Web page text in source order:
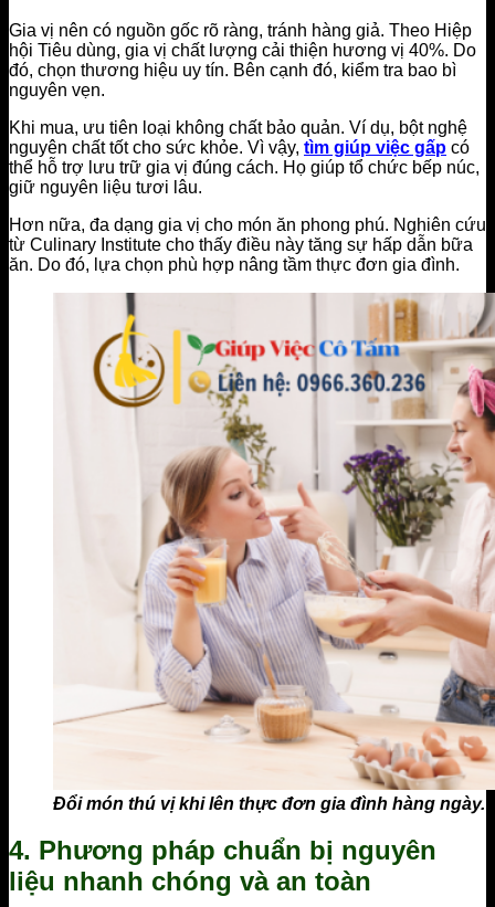
Gia vị nên có nguồn gốc rõ ràng, tránh hàng giả. Theo Hiệp
hội Tiêu dùng, gia vị chất lượng cải thiện hương vị 40%. Do
đó, chọn thương hiệu uy tín. Bên cạnh đó, kiểm tra bao bì
nguyên vẹn.
Khi mua, ưu tiên loại không chất bảo quản. Ví dụ, bột nghệ
nguyên chất tốt cho sức khỏe. Vì vậy, tìm giúp việc gấp có
thể hỗ trợ lưu trữ gia vị đúng cách. Họ giúp tổ chức bếp núc,
giữ nguyên liệu tươi lâu.
Hơn nữa, đa dạng gia vị cho món ăn phong phú. Nghiên cứu
từ Culinary Institute cho thấy điều này tăng sự hấp dẫn bữa
ăn. Do đó, lựa chọn phù hợp nâng tầm thực đơn gia đình.
Đổi món thú vị khi lên thực đơn gia đình hàng ngày.
4. Phương pháp chuẩn bị nguyên
liệu nhanh chóng và an toàn